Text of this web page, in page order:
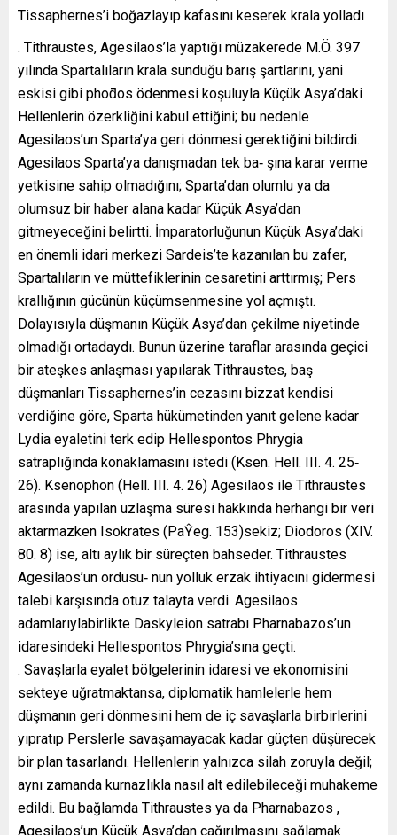
Tissaphernes’i boğazlayıp kafasını keserek krala yolladı
. Tithraustes, Agesilaos’la yaptığı müzakerede M.Ö. 397
yılında Spartalıların krala sunduğu barış şartlarını, yani
eskisi gibi phoƌos ödenmesi koşuluyla Küçük Asya’daki
Hellenlerin özerkliğini kabul ettiğini; bu nedenle
Agesilaos’un Sparta’ya geri dönmesi gerektiğini bildirdi.
Agesilaos Sparta’ya danışmadan tek ba‐ şına karar verme
yetkisine sahip olmadığını; Sparta’dan olumlu ya da
olumsuz bir haber alana kadar Küçük Asya’dan
gitmeyeceğini belirtti. İmparatorluğunun Küçük Asya’daki
en önemli idari merkezi Sardeis’te kazanılan bu zafer,
Spartalıların ve müttefiklerinin cesaretini arttırmış; Pers
krallığının gücünün küçümsenmesine yol açmıştı.
Dolayısıyla düşmanın Küçük Asya’dan çekilme niyetinde
olmadığı ortadaydı. Bunun üzerine taraflar arasında geçici
bir ateşkes anlaşması yapılarak Tithraustes, baş
düşmanları Tissaphernes’in cezasını bizzat kendisi
verdiğine göre, Sparta hükümetinden yanıt gelene kadar
Lydia eyaletini terk edip Hellespontos Phrygia
satraplığında konaklamasını istedi (Ksen. Hell. III. 4. 25‐
26). Ksenophon (Hell. III. 4. 26) Agesilaos ile Tithraustes
arasında yapılan uzlaşma süresi hakkında herhangi bir veri
aktarmazken Isokrates (PaŶeg. 153)sekiz; Diodoros (XIV.
80. 8) ise, altı aylık bir süreçten bahseder. Tithraustes
Agesilaos’un ordusu‐ nun yolluk erzak ihtiyacını gidermesi
talebi karşısında otuz talayta verdi. Agesilaos
adamlarıylabirlikte Daskyleion satrabı Pharnabazos’un
idaresindeki Hellespontos Phrygia’sına geçti.
. Savaşlarla eyalet bölgelerinin idaresi ve ekonomisini
sekteye uğratmaktansa, diplomatik hamlelerle hem
düşmanın geri dönmesini hem de iç savaşlarla birbirlerini
yıpratıp Perslerle savaşamayacak kadar güçten düşürecek
bir plan tasarlandı. Hellenlerin yalnızca silah zoruyla değil;
aynı zamanda kurnazlıkla nasıl alt edilebileceği muhakeme
edildi. Bu bağlamda Tithraustes ya da Pharnabazos ,
Agesilaos’un Küçük Asya’dan çağırılmasını sağlamak